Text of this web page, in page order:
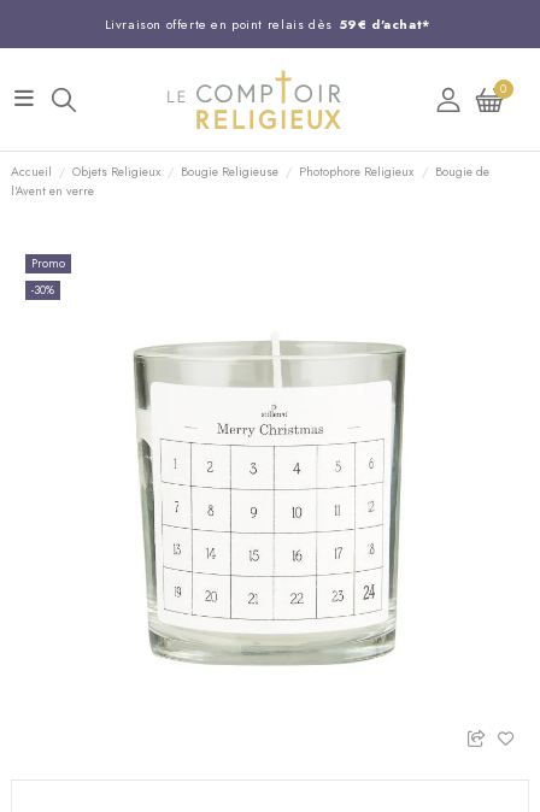
Livraison offerte en point relais dès 59€ d'achat*
Entreprise Française familiale
Support client disponible au 03 20 24 74 15
Commandez avant 14H, expédition le jour même !
0
Accueil Objets Religieux Bougie Religieuse Photophore Religieux
Bougie de
l'Avent en verre
Promo
-30%